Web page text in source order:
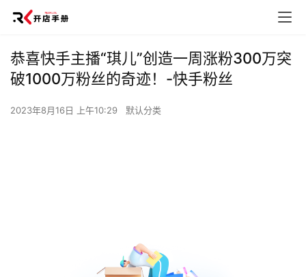
恭喜快手主播“琪儿”创造一周涨粉300万突
破1000万粉丝的奇迹！-快手粉丝
2023年8月16日 上午10:29 默认分类